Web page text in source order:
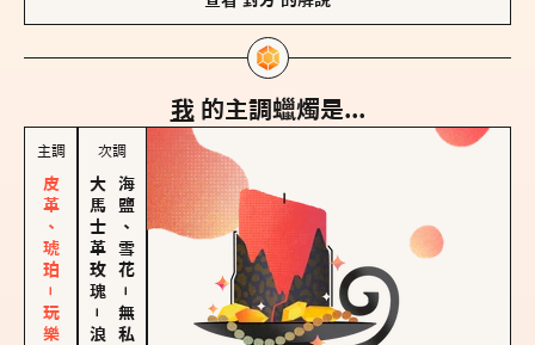
我 的主調蠟燭是...
主調
皮革、琥珀－玩樂型
次調
大馬士革玫瑰
－
海鹽、雪花
－